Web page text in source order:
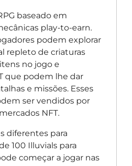
baseado em
play-to-earn.
podem explorar
repleto de criaturas
no jogo e
que podem lhe dar
e missões. Esses
ser vendidos por
NFT.
diferentes para
100 Illuvials para
começar a jogar nas